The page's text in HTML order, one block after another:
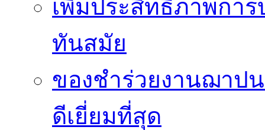
เพิ่มประสิทธิภาพกา
ทันสมัย
ของชำร่วยงานฌาป
ดีเยี่ยมที่สุด